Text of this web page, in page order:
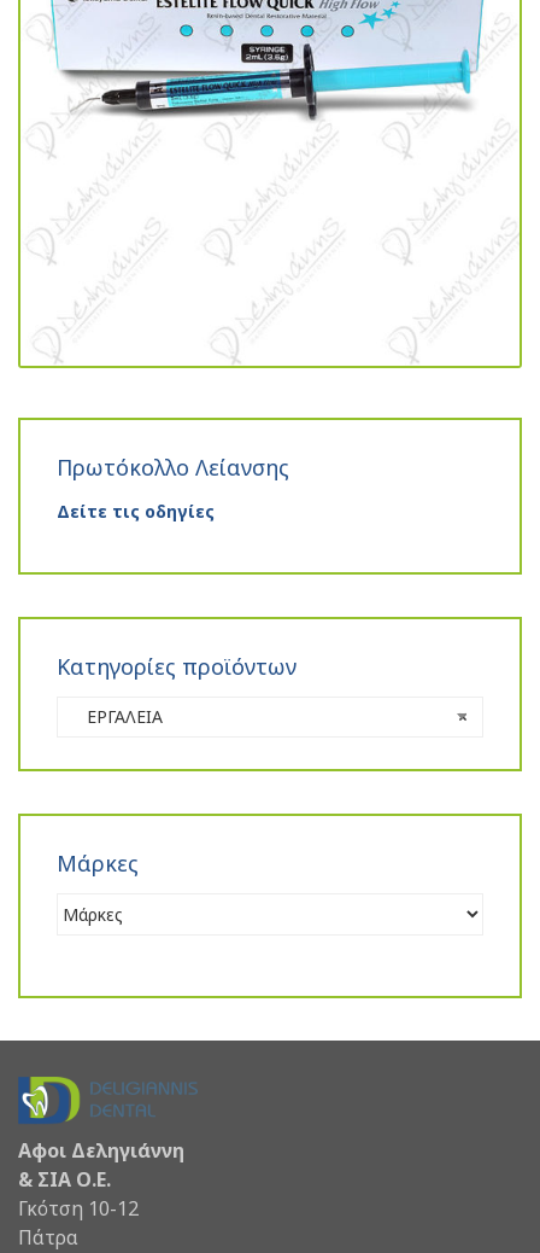
Πρωτόκολλο Λείανσης
Δείτε τις οδηγίες
Κατηγορίες προϊόντων
×
ΕΡΓΑΛΕΙΑ
Μάρκες
Αφοι Δεληγιάννη
& ΣΙΑ Ο.Ε.
Γκότση 10-12
Πάτρα